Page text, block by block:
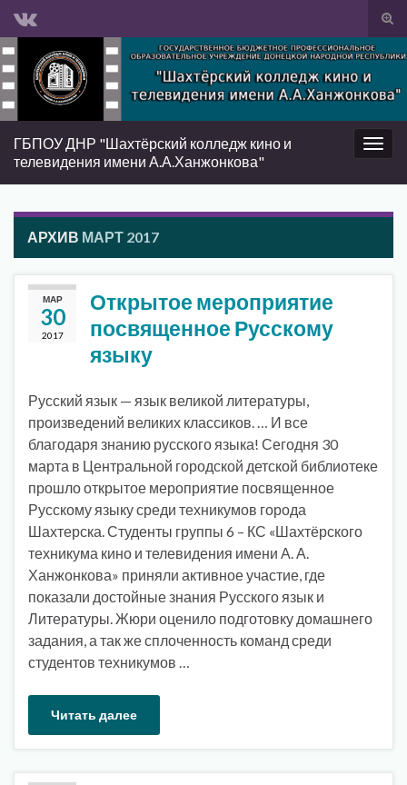
Вкл/
Search for:
Вкл/
ГБПОУ ДНР "Шахтёрский колледж кино и
телевидения имени А.А.Ханжонкова"
АРХИВ МАРТ 2017
МАР
30
2017
Открытое мероприятие
посвященное Русскому
языку
Русский язык — язык великой литературы,
произведений великих классиков. … И все
благодаря знанию русского языка! Сегодня 30
марта в Центральной городской детской библиотеке
прошло открытое мероприятие посвященное
Русскому языку среди техникумов города
Шахтерска. Студенты группы 6 – КС «Шахтёрского
техникума кино и телевидения имени А. А.
Ханжонкова» приняли активное участие, где
показали достойные знания Русского язык и
Литературы. Жюри оценило подготовку домашнего
задания, а так же сплоченность команд среди
студентов техникумов …
Читать далее